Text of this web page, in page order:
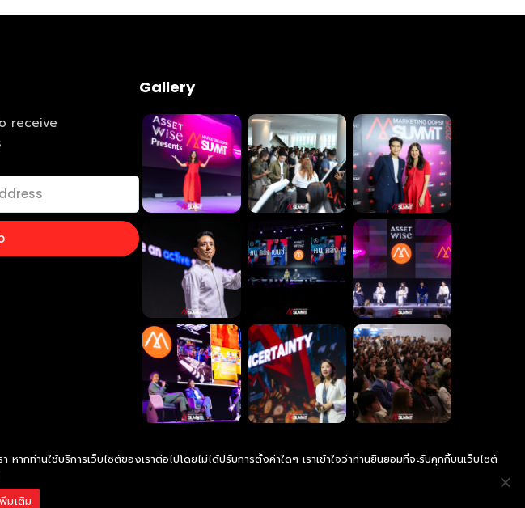
receive
Gallery
กท่านใช้บริการเว็บไซต์ของเราต่อไปโดยไม่ได้ปรับการตั้งค่าใดๆ เราเข้าใจว่าท่านยินยอมที่จะรับคุกกี้บนเว็บไซต์
มเติม